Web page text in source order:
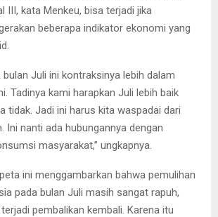
III, kata Menkeu, bisa terjadi jika
beberapa indikator ekonomi yang
bulan Juli ini kontraksinya lebih dalam
Tadinya kami harapkan Juli lebih baik
tidak. Jadi ini harus kita waspadai dari
Ini nanti ada hubungannya dengan
masyarakat,” ungkapnya.
ini menggambarkan bahwa pemulihan
pada bulan Juli masih sangat rapuh,
pembalikan kembali. Karena itu